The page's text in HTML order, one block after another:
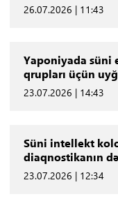
26.07.2026 | 11:43
Yaponiyada süni
qrupları üçün
23.07.2026 | 14:43
Süni intellekt
diaqnostikanın
23.07.2026 | 12:34